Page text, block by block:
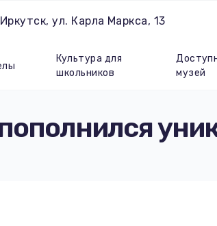
ул. Карла Маркса, 13
Культура для
школьников
музей